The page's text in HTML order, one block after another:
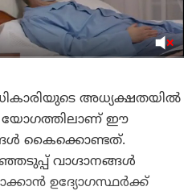
അധ്യക്ഷതയിൽ
യോഗത്തിലാണ് ഈ
കൈക്കൊണ്ടത്.
വാഗ്ദാനങ്ങൾ
ഉദ്യോഗസ്ഥർക്ക്